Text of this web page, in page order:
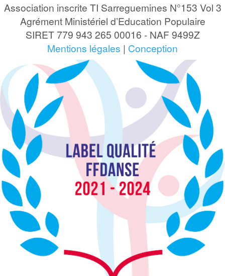
Association inscrite TI Sarreguemines N°153 Vol 3
Agrément Ministériel d’Education Populaire
SIRET 779 943 265 00016 - NAF 9499Z
Mentions légales | Conception